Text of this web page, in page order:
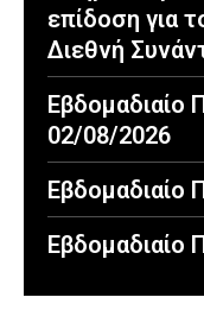
επίδοση για
Διεθνή
Εβδομαδιαίο
02/08/2026
Εβδομαδιαίο
Εβδομαδιαίο